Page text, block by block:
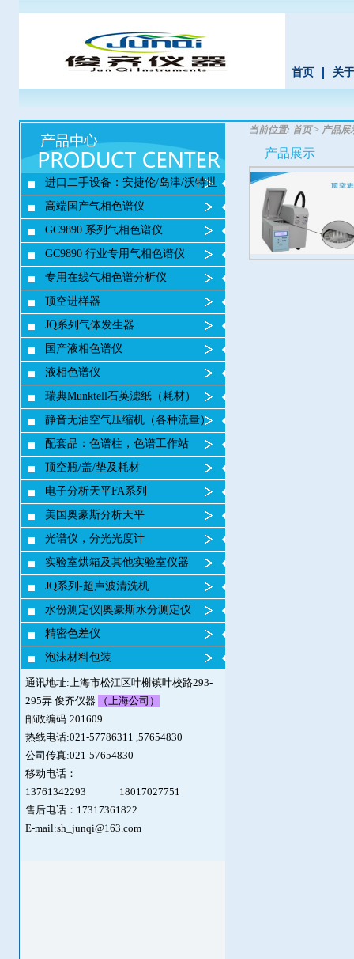
首页 关
进口二手设备：安捷伦/岛津/沃特世
高端国产气相色谱仪
GC9890 系列气相色谱仪
GC9890 行业专用气相色谱仪
专用在线气相色谱分析仪
顶空进样器
JQ系列气体发生器
国产液相色谱仪
液相色谱仪
瑞典Munktell石英滤纸（耗材）
静音无油空气压缩机（各种流量）
配套品：色谱柱，色谱工作站
顶空瓶/盖/垫及耗材
电子分析天平FA系列
美国奥豪斯分析天平
光谱仪，分光光度计
实验室烘箱及其他实验室仪器
JQ系列-超声波清洗机
水份测定仪|奥豪斯水分测定仪
精密色差仪
泡沫材料包装
通讯地址:上海市松江区叶榭镇叶校路293-
295弄 俊齐仪器
（上海公司）
邮政编码:201609
热线电话:021-57786311 ,57654830
公司传真:021-57654830
移动电话：
13761342293 18017027751
售后电话：17317361822
E-mail:sh_junqi@163.com
当前位置: 首页> 产品展
产品展示